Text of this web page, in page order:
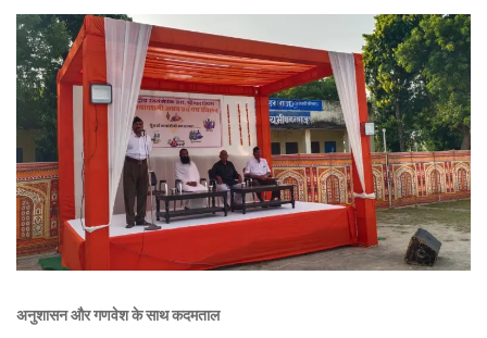
अनुशासन और गणवेश के साथ कदमताल